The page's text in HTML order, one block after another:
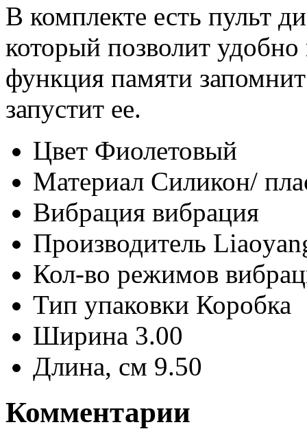
В комплекте есть пульт
который позволит
функция памяти
запустит ее.
Цвет Фиолетовый
Материал Силикон/
Вибрация вибрация
Производитель
Кол-во режимов
Тип упаковки Коробка
Ширина 3.00
Длина, см 9.50
Комментарии